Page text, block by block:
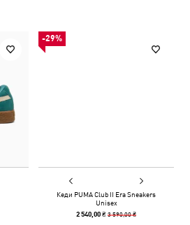
-29%
Кеди PUMA Club II Era Sneakers
Unisex
2 540,00 ₴3 590,00 ₴